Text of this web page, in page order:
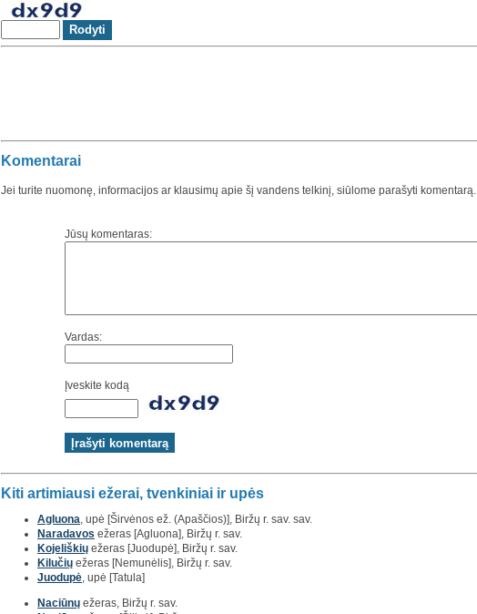
Komentarai
Jei turite nuomonę, informacijos ar klausimų apie šį vandens telkinį, siūlome parašyti komentarą.
Jūsų komentaras:
Vardas:
Įveskite kodą
Kiti artimiausi ežerai, tvenkiniai ir upės
Agluona, upė [Širvėnos ež. (Apaščios)], Biržų r. sav. sav.
Naradavos ežeras [Agluona], Biržų r. sav.
Kojeliškių ežeras [Juodupė], Biržų r. sav.
Kilučių ežeras [Nemunėlis], Biržų r. sav.
Juodupė, upė [Tatula]
Naciūnų ežeras, Biržų r. sav.